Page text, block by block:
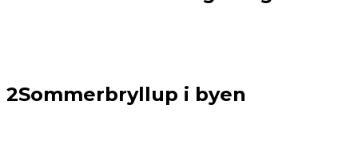
2Sommerbryllup i byen